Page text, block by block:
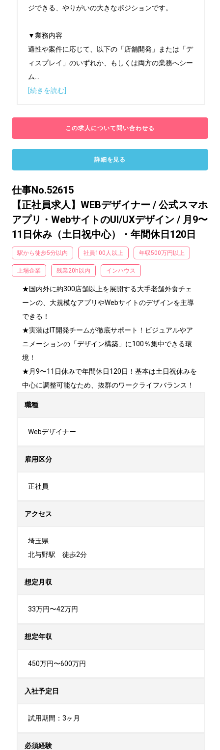
ジできる、やりがいの大きなポジションです。
▼業務内容
適性や案件に応じて、以下の「店舗開発」または「デ
ィスプレイ」のいずれか、もしくは両方の業務へシー
ム
[続きを読む]
この求人について問い合わせる
詳細を見る
仕事No.52615
【正社員求人】WEBデザイナー / 公式スマホ
アプリ・WebサイトのUI/UXデザイン / 月9〜
11日休み（土日祝中心）・年間休日120日
駅から徒歩5分以内 社員100人以上 年収500万円以上
上場企業 残業20h以内 インハウス
★国内外に約300店舗以上を展開する大手老舗外食チェ
ーンの、大規模なアプリやWebサイトのデザインを主導
できる！
★実装はIT開発チームが徹底サポート！ビジュアルやア
ニメーションの「デザイン構築」に100％集中できる環
境！
★月9〜11日休みで年間休日120日！基本は土日祝休みを
中心に調整可能なため、抜群のワークライフバランス！
職種
Webデザイナー
雇用区分
正社員
アクセス
埼玉県
北与野駅　徒歩2分
想定月収
33万円〜42万円
想定年収
450万円〜600万円
入社予定日
試用期間：3ヶ月
必須経験